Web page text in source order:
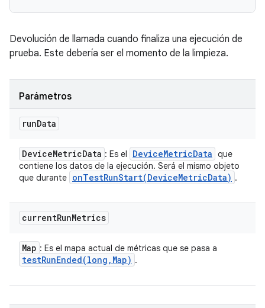
Devolución de llamada cuando finaliza una ejecución de
prueba. Este debería ser el momento de la limpieza.
Parámetros
runData
DeviceMetricData : Es el DeviceMetricData que
contiene los datos de la ejecución. Será el mismo objeto
que durante onTestRunStart(DeviceMetricData) .
currentRunMetrics
Map : Es el mapa actual de métricas que se pasa a
testRunEnded(long , Map) .